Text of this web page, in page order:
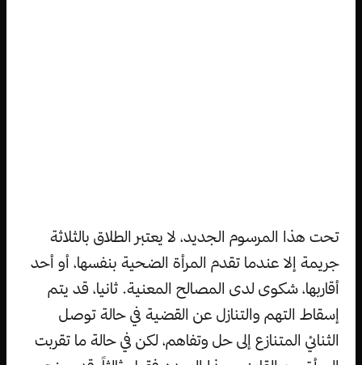
تحت هذا المرسوم الجديد، لا يعتبر الطلاق بالثلاثة
جريمة إلا عندما تقدم المرأة الضحية بنفسها، أو أحد
أقاربها، شكوى لدى المصالح المعنية. ثانيا، قد يتم
إسقاط التهم والتنازل عن القضية في حالة توصل
الثنائي المتنازع إلى حل وتفاهم، لكن في حالة ما تقربت